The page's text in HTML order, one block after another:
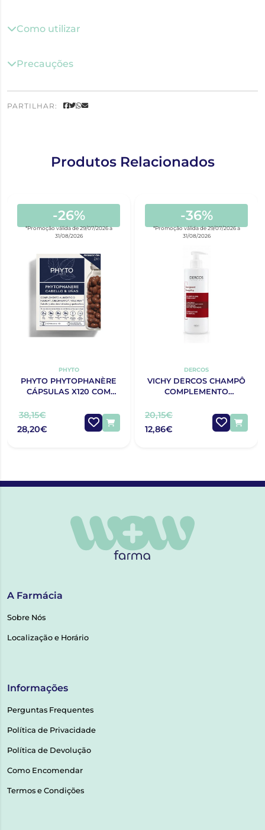
Como utilizar
Precauções
PARTILHAR:
Produtos Relacionados
-26%
*Promoção válida de 29/07/2026 a
31/08/2026
PHYTO
PHYTO PHYTOPHANÈRE
CÁPSULAS X120 COM
38,15€
28,20€
-36%
*Promoção válida de 29/07/2026 a
31/08/2026
DERCOS
VICHY DERCOS CHAMPÔ
COMPLEMENTO
ESTIMULANTE 400ML
20,15€
12,86€
A Farmácia
Sobre Nós
Localização e Horário
Informações
Perguntas Frequentes
Política de Privacidade
Política de Devolução
Como Encomendar
Termos e Condições